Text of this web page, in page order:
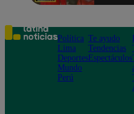
el
Sinaloa
Política
Lima
Deportes
Mundo
Perú
Te ayudo
Tendencias
Espectáculos